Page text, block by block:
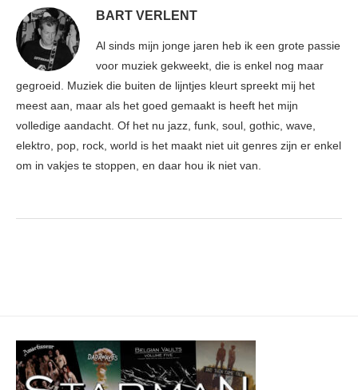
BART VERLENT
Al sinds mijn jonge jaren heb ik een grote passie
voor muziek gekweekt, die is enkel nog maar
gegroeid. Muziek die buiten de lijntjes kleurt spreekt mij het
meest aan, maar als het goed gemaakt is heeft het mijn
volledige aandacht. Of het nu jazz, funk, soul, gothic, wave,
elektro, pop, rock, world is het maakt niet uit genres zijn er enkel
om in vakjes te stoppen, en daar hou ik niet van.